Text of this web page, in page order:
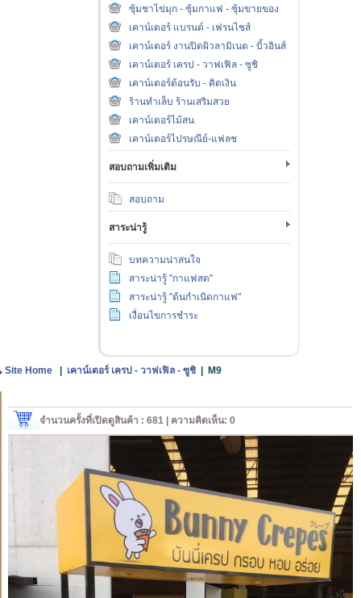
ซุ้มชาไข่มุก - ซุ้มกาแฟ - ซุ้มขายของ
เคาน์เตอร์ แบรนด์ - เฟรนไชส์
เคาน์เตอร์ งานปิดผิวลามิเนต - บิ้วอินส์
เคาน์เตอร์ เครป - วาฟเฟิล - ซูชิ
เคาน์เตอร์ต้อนรับ - คิดเงิน
ร้านทำเล็บ ร้านเสริมสวย
เคาน์เตอร์ไม้สน
เคาน์เตอร์ไปรษณีย์-แฟลช
สอบถามเพิ่มเติม
สอบถาม
สาระน่ารู้
บทความน่าสนใจ
สาระน่ารู้ "กาแฟสด"
สาระน่ารู้ "ต้นกำเนิดกาแฟ"
เงื่อนไขการชำระ
Site Home เคาน์เตอร์ เครป - วาฟเฟิล - ซูชิ M9
จำนวนครั้งที่เปิดดูสินค้า : 681 | ความคิดเห็น: 0